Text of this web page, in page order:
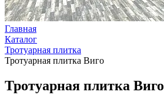
Главная
Каталог
Тротуарная плитка
Тротуарная плитка Виго
Тротуарная плитка Виго